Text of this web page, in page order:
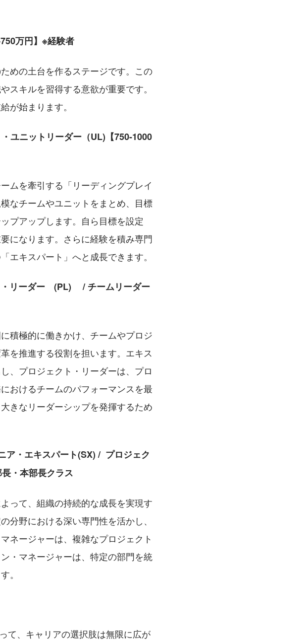
万円】※経験者
めの土台を作るステージです。この
スキルを習得する意欲が重要です。
が始まります。
ユニットリーダー（UL)【750-1000
ムを牽引する「リーディングプレイ
なチームやユニットをまとめ、目標
プアップします。自ら目標を設定
になります。さらに経験を積み専門
エキスパート」へと成長できます。
リーダー　(PL) 　/ チームリーダー
積極的に働きかけ、チームやプロジ
を推進する役割を担います。エキス
、プロジェクト・リーダーは、プロ
おけるチームのパフォーマンスを最
きなリーダーシップを発揮するため
ア・エキスパート(SX) /  プロジェク
・本部長クラス
って、組織の持続的な成長を実現す
分野における深い専門性を活かし、
ネージャーは、複雑なプロジェクト
・マネージャーは、特定の部門を統
。
て、キャリアの選択肢は無限に広が